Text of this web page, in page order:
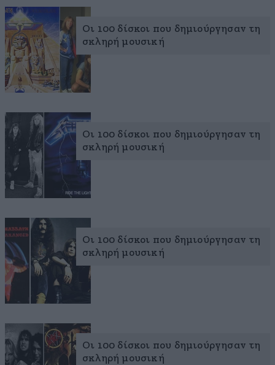
Οι 100 δίσκοι που δημιούργησαν τη
σκληρή μουσική
Οι 100 δίσκοι που δημιούργησαν τη
σκληρή μουσική
Οι 100 δίσκοι που δημιούργησαν τη
σκληρή μουσική
Οι 100 δίσκοι που δημιούργησαν τη
σκληρή μουσική